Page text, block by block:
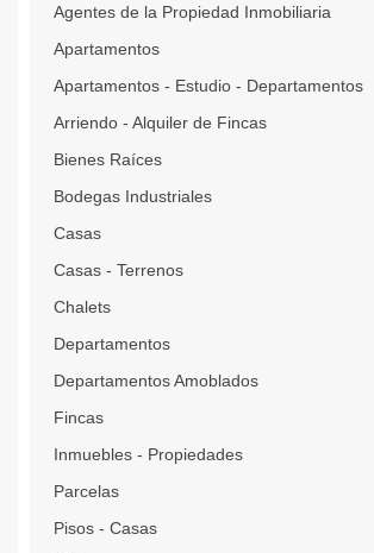
Agentes de la Propiedad Inmobiliaria
Apartamentos
Apartamentos - Estudio - Departamentos
Arriendo - Alquiler de Fincas
Bienes Raíces
Bodegas Industriales
Casas
Casas - Terrenos
Chalets
Departamentos
Departamentos Amoblados
Fincas
Inmuebles - Propiedades
Parcelas
Pisos - Casas